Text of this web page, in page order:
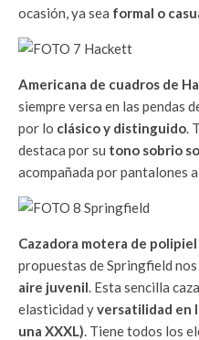
ocasión, ya sea formal o
Americana de cuadros de
siempre versa en las pendas
por lo clásico y distinguido.
destaca por su tono sobrio
acompañada por pantalones
Cazadora motera de
propuestas de Springfield
aire juvenil. Esta sencilla
elasticidad yversatilidad en
una XXXL). Tiene todos los